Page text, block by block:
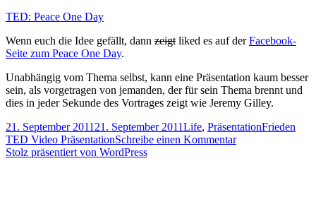
TED: Peace One Day
Wenn euch die Idee gefällt, dann zeigt liked es auf derFacebook-
Seite zum Peace One Day.
Unabhängig vom Thema selbst, kann eine Präsentation kaum besser
sein, als vorgetragen von jemanden, der für sein Thema brennt und
dies in jeder Sekunde des Vortrages zeigt wie Jeremy Gilley.
Veröffentlicht
am
21. September 2011 21. September 2011Kategorien
Life, PräsentationFrieden
TED Video PräsentationSchreibe einen Kommentarzu
Stolz präsentiert von WordPress